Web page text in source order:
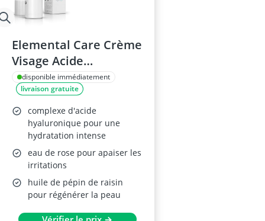
Elemental Care Crème
Visage Acide
Hyaluronique 50ml
disponible immédiatement
livraison gratuite
complexe d'acide
hyaluronique pour une
hydratation intense
eau de rose pour apaiser les
irritations
huile de pépin de raisin
pour régénérer la peau